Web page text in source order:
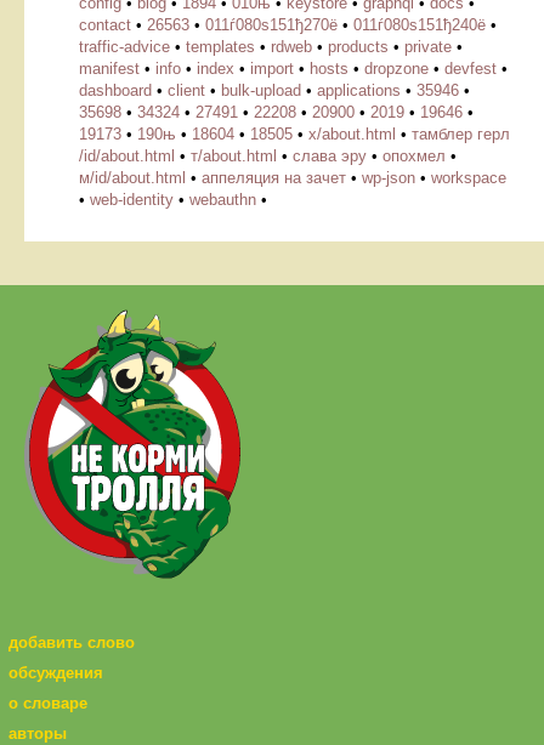
contact • 26563 • 011ѓ080ѕ151ђ270ё • 011ѓ080ѕ151ђ240ё •
traffic-advice • templates • rdweb • products • private •
manifest • info • index • import • hosts • dropzone • devfest •
dashboard • client • bulk-upload • applications • 35946 •
35698 • 34324 • 27491 • 22208 • 20900 • 2019 • 19646 •
19173 • 190њ • 18604 • 18505 • х/about.html • тамблер герл
/id/about.html • т/about.html • слава эру • опохмел •
м/id/about.html • аппеляция на зачет • wp-json • workspace
• web-identity • webauthn •
добавить слово
обсуждения
о словаре
авторы